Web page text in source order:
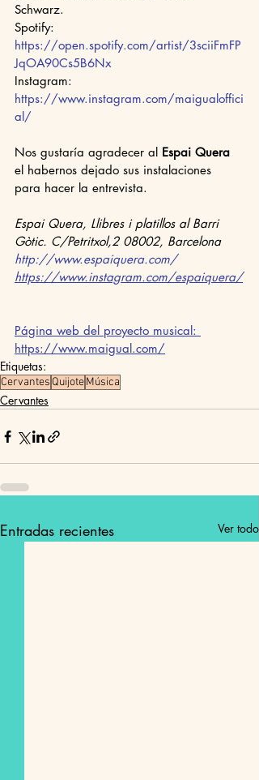
Schwarz.
Spotify:
https://open.spotify.com/artist/3sciiFmFP
JqOA90Cs5B6Nx
Instagram:
https://www.instagram.com/maigualoffici
al/
Nos gustaría agradecer al Espai Quera
el habernos dejado sus instalaciones
para hacer la entrevista.
Espai Quera, Llibres i platillos al Barri
Gòtic. C/Petritxol,2 08002, Barcelona
http://www.espaiquera.com/
https://www.instagram.com/espaiquera/
Página web del proyecto musical:
https://www.maigual.com/
Etiquetas:
Cervantes QuijoteMúsica
Cervantes
Entradas recientes Ver todo